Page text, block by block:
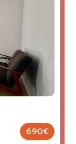
690€